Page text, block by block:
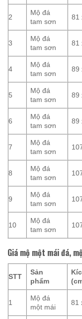
2
Mộ đá
tam sơn
81
3
Mộ đá
tam sơn
81
4
Mộ đá
tam sơn
89
5
Mộ đá
tam sơn
89
6
Mộ đá
tam sơn
89
7
Mộ đá
tam sơn
8
Mộ đá
tam sơn
9
Mộ đá
tam sơn
10
Mộ đá
tam sơn
Giá mộ một mái đá,
STT
Sản
phẩm
1
Mộ đá
một mái
81